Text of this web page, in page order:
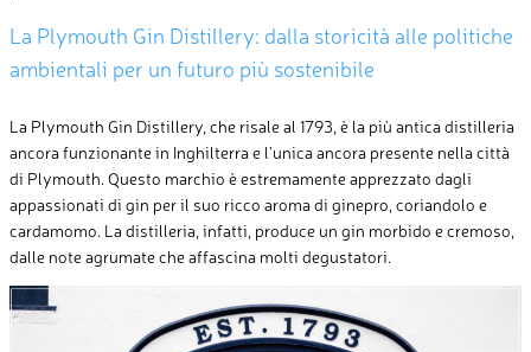
La Plymouth Gin Distillery: dalla storicità alle politiche
ambientali per un futuro più sostenibile
La Plymouth Gin Distillery, che risale al 1793, è la più antica distilleria
ancora funzionante in Inghilterra e l’unica ancora presente nella città
di Plymouth. Questo marchio è estremamente apprezzato dagli
appassionati di gin per il suo ricco aroma di ginepro, coriandolo e
cardamomo. La distilleria, infatti, produce un gin morbido e cremoso,
dalle note agrumate che affascina molti degustatori.